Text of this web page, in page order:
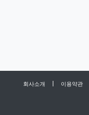
회사소개 이용약관